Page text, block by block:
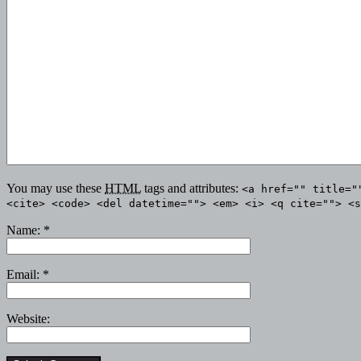
You may use these HTML tags and attributes: <a href=""
<cite> <code> <del datetime=""> <em> <i> <q cite="">
Name: *
Email: *
Website: